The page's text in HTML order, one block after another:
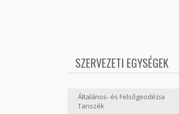
SZERVEZETI EGYSÉGEK
Általános- és Felsőgeodézia
Tanszék